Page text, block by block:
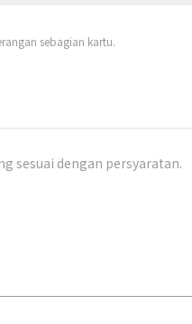
sebagian kartu.
sesuai dengan persyaratan.